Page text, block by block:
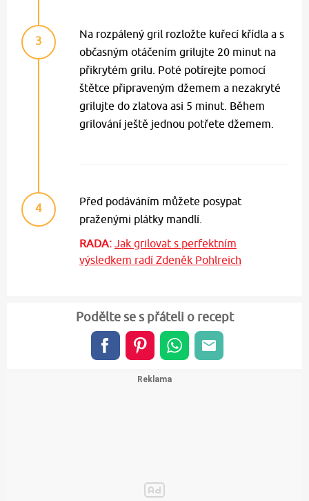
3
Na rozpálený gril rozložte kuřecí křídla a s
občasným otáčením grilujte 20 minut na
přikrytém grilu. Poté potírejte pomocí
štětce připraveným džemem a nezakryté
grilujte do zlatova asi 5 minut. Během
grilování ještě jednou potřete džemem.
4
Před podáváním můžete posypat
praženými plátky mandlí.
RADA: Jak grilovat s perfektním
výsledkem radí Zdeněk Pohlreich
Podělte se s přáteli o recept